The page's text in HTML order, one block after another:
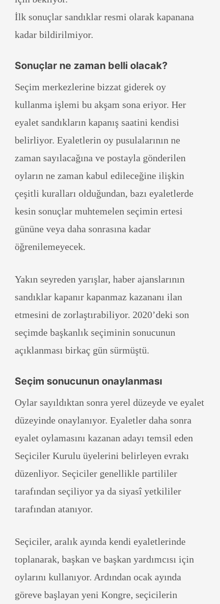
İlk sonuçlar sandıklar resmi olarak kapanana
kadar bildirilmiyor.
Sonuçlar ne zaman belli olacak?
Seçim merkezlerine bizzat giderek oy
kullanma işlemi bu akşam sona eriyor. Her
eyalet sandıkların kapanış saatini kendisi
belirliyor. Eyaletlerin oy pusulalarının ne
zaman sayılacağına ve postayla gönderilen
oyların ne zaman kabul edileceğine ilişkin
çeşitli kuralları olduğundan, bazı eyaletlerde
kesin sonuçlar muhtemelen seçimin ertesi
gününe veya daha sonrasına kadar
öğrenilemeyecek.
Yakın seyreden yarışlar, haber ajanslarının
sandıklar kapanır kapanmaz kazananı ilan
etmesini de zorlaştırabiliyor. 2020’deki son
seçimde başkanlık seçiminin sonucunun
açıklanması birkaç gün sürmüştü.
Seçim sonucunun onaylanması
Oylar sayıldıktan sonra yerel düzeyde ve eyalet
düzeyinde onaylanıyor. Eyaletler daha sonra
eyalet oylamasını kazanan adayı temsil eden
Seçiciler Kurulu üyelerini belirleyen evrakı
düzenliyor. Seçiciler genellikle partililer
tarafından seçiliyor ya da siyasî yetkililer
tarafından atanıyor.
Seçiciler, aralık ayında kendi eyaletlerinde
toplanarak, başkan ve başkan yardımcısı için
oylarını kullanıyor. Ardından ocak ayında
göreve başlayan yeni Kongre, seçicilerin